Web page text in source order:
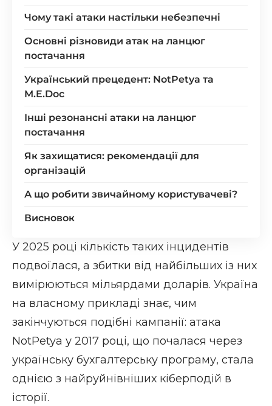
Чому такі атаки настільки небезпечні
Основні різновиди атак на ланцюг
постачання
Український прецедент: NotPetya та
M.E.Doc
Інші резонансні атаки на ланцюг
постачання
Як захищатися: рекомендації для
організацій
А що робити звичайному користувачеві?
Висновок
У 2025 році кількість таких інцидентів
подвоїлася, а збитки від найбільших із них
вимірюються мільярдами доларів. Україна
на власному прикладі знає, чим
закінчуються подібні кампанії: атака
NotPetya у 2017 році, що почалася через
українську бухгалтерську програму, стала
однією з найруйнівніших кіберподій в
історії.